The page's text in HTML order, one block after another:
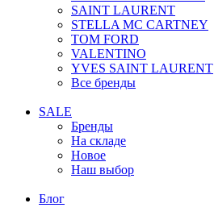
SAINT LAURENT
STELLA MC CARTNEY
TOM FORD
VALENTINO
YVES SAINT LAURENT
Все бренды
SALE
Бренды
На складе
Новое
Наш выбор
Блог